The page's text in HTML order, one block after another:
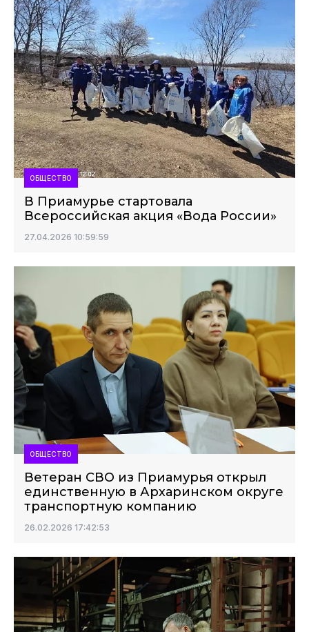
ОБЩЕСТВО
В Приамурье стартовала
Всероссийская акция «Вода России»
27.04.2026 10:59:59
ОБЩЕСТВО
Ветеран СВО из Приамурья открыл
единственную в Архаринском округе
транспортную компанию
26.02.2026 17:42:53